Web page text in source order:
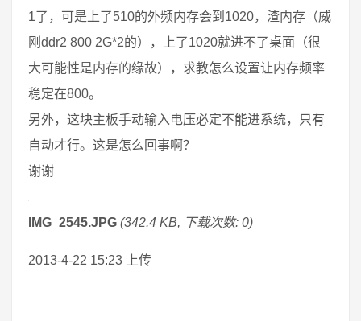
1了，可是上了510的外频内存会到1020，渣内存（威
刚ddr2 800 2G*2的），上了1020就进不了桌面（很
大可能性是内存的缘故），求教怎么设置让内存频率
稳定在800。
另外，这块主板手动输入电压必定不能进系统，只有
自动才行。这是怎么回事啊？
谢谢
IMG_2545.JPG (342.4 KB, 下载次数: 0)
2013-4-22 15:23 上传